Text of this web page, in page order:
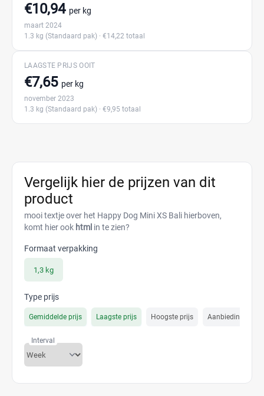
€10,94 per kg
maart 2024
1.3 kg (Standaard pak) · €14,22 totaal
LAAGSTE PRIJS OOIT
€7,65 per kg
november 2023
1.3 kg (Standaard pak) · €9,95 totaal
Vergelijk hier de prijzen van dit
product
mooi textje over het Happy Dog Mini XS Bali hierboven,
komt hier ook html in te zien?
Formaat verpakking
1,3 kg
Type prijs
Gemiddelde prijs Laagste prijs Hoogste prijs Aanbiedings prijs
Interval